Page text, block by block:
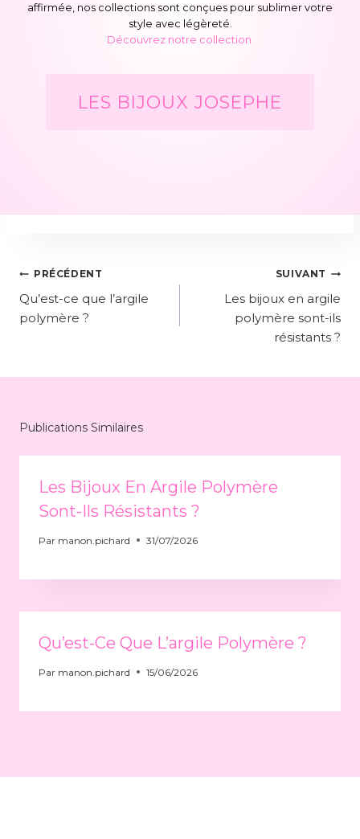
affirmée, nos collections sont conçues pour sublimer votre
style avec légèreté.
Découvrez notre collection
LES BIJOUX JOSEPHE
PRÉCÉDENT
Qu’est-ce que l’argile
polymère ?
SUIVANT
Les bijoux en argile
polymère sont-ils
résistants ?
Publications Similaires
Les Bijoux En Argile Polymère
Sont-Ils Résistants ?
Par manon.pichard 31/07/2026
Qu’est-Ce Que L’argile Polymère ?
Par manon.pichard 15/06/2026